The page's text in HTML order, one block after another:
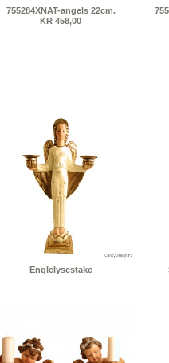
755284XNAT-angels 22cm.
KR 458,00
Englelysestake